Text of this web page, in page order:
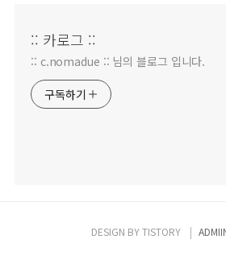
:: 카로그 ::
:: c.nomadue :: 님의 블로그 입니다.
구독하기
DESIGN BYTISTORY